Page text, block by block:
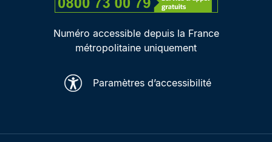
Numéro accessible depuis la France
métropolitaine uniquement
Paramètres d’accessibilité